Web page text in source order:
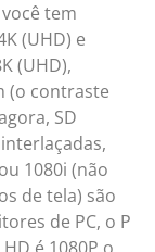
tem
(UHD) e
(UHD),
(o contraste
SD
1080i (não
de tela) são
de PC, o P